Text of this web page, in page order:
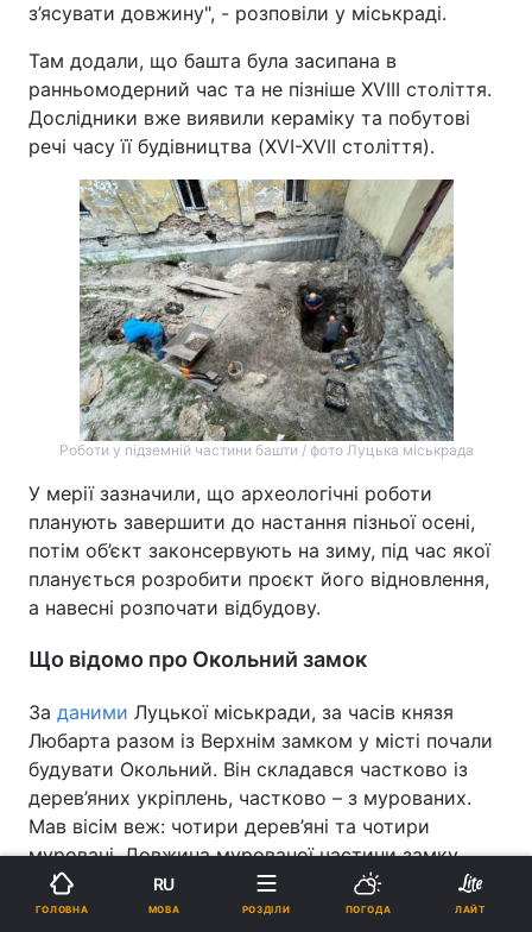
з’ясувати довжину", - розповіли у міськраді.
Там додали, що башта була засипана в
ранньомодерний час та не пізніше XVIII століття.
Дослідники вже виявили кераміку та побутові
речі часу її будівництва (XVI-XVII століття).
Роботи у підземній частини башти / фото Луцька міськрада
У мерії зазначили, що археологічні роботи
планують завершити до настання пізньої осені,
потім об’єкт законсервують на зиму, під час якої
планується розробити проєкт його відновлення,
а навесні розпочати відбудову.
Що відомо про Окольний замок
За даними Луцької міськради, за часів князя
Любарта разом із Верхнім замком у місті почали
будувати Окольний. Він складався частково із
дерев’яних укріплень, частково – з мурованих.
Мав вісім веж: чотири дерев’яні та чотири
муровані. Довжина мурованої частини замку
становила 500 м, а дерев’яної – 260 м. Північна
частина Окольника була дерев’яною, південна –
ГОЛОВНА
RU
МОВА РОЗДІЛИ ПОГОДА ЛАЙТ